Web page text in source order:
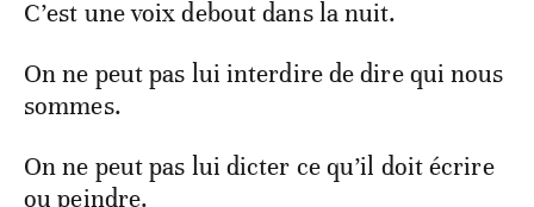
C’est une voix debout dans la nuit.
On ne peut pas lui interdire de dire qui nous
sommes.
On ne peut pas lui dicter ce qu’il doit écrire
ou peindre.